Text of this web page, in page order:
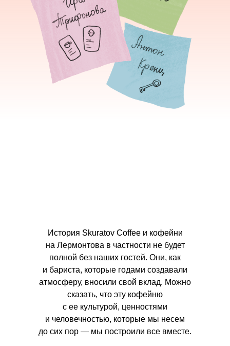
История Skuratov Coffee и кофейни
на Лермонтова в частности не будет
полной без наших гостей. Они, как
и бариста, которые годами создавали
атмосферу, вносили свой вклад. Можно
сказать, что эту кофейню
с ее культурой, ценностями
и человечностью, которые мы несем
до сих пор — мы построили все вместе.